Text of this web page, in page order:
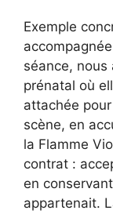
Exemple
séance,
prénatal où
attachée
scène, en
la Flamme
contrat :
en
appartenait.